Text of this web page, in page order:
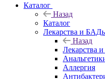
Каталог
Назад
Каталог
Лекарства и
Назад
Лекарства
Аллергия